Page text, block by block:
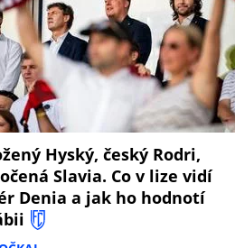
Hyský, český Rodri,
Slavia. Co v lize vidí
Denia a jak ho hodnotí